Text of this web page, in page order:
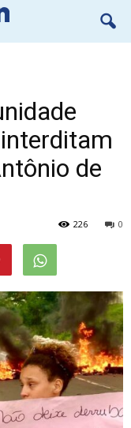
de
0
226